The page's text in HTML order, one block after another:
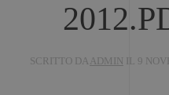
SCRITTO DA ADMIN IL 9